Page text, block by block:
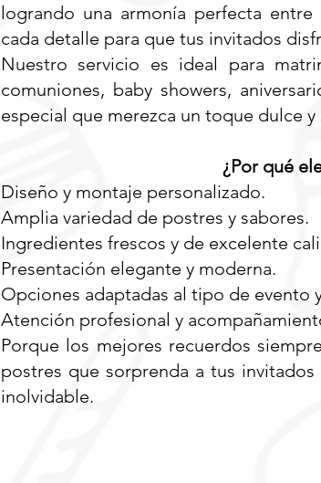
logrando una armonía perfecta
cada detalle para que tus invitados
Nuestro servicio es ideal para
comuniones, baby showers,
especial que merezca un toque dulce
¿Por qué
Diseño y montaje personalizado.
Amplia variedad de postres y sabores.
Ingredientes frescos y de excelente
Presentación elegante y moderna.
Opciones adaptadas al tipo de evento
Atención profesional y
Porque los mejores recuerdos
postres que sorprenda a tus
inolvidable.